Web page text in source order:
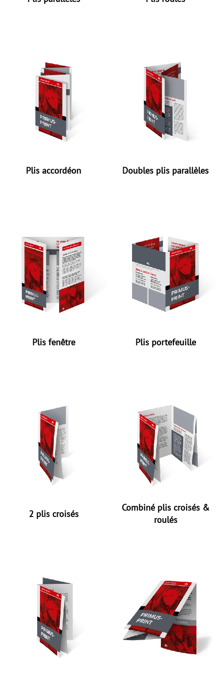
Plis accordéon Doubles plis parallèles
Plis fenêtre Plis portefeuille
2 plis croisés
Combiné plis croisés &
roulés